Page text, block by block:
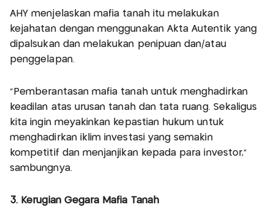
AHY menjelaskan mafia tanah itu melakukan
kejahatan dengan menggunakan Akta Autentik yang
dipalsukan dan melakukan penipuan dan/atau
penggelapan.
"Pemberantasan mafia tanah untuk menghadirkan
keadilan atas urusan tanah dan tata ruang. Sekaligus
kita ingin meyakinkan kepastian hukum untuk
menghadirkan iklim investasi yang semakin
kompetitif dan menjanjikan kepada para investor,"
sambungnya.
3. Kerugian Gegara Mafia Tanah